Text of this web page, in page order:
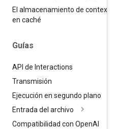
El almacenamiento de contexto
en caché
Guías
API de Interactions
Transmisión
Ejecución en segundo plano
Entrada del archivo
Compatibilidad con OpenAI